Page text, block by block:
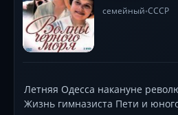
семейный•СССР
Летняя Одесса накануне
Жизнь гимназиста Пети и